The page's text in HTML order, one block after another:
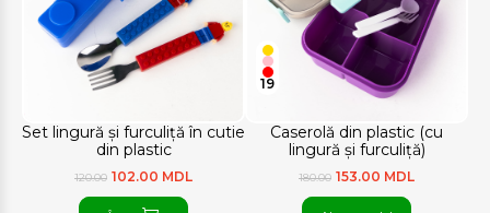
Set lingură și furculiță în cutie
din plastic
120.00 102.00 MDL
Caserolă din plastic (cu
lingură și furculiță)
19
180.00 153.00 MDL